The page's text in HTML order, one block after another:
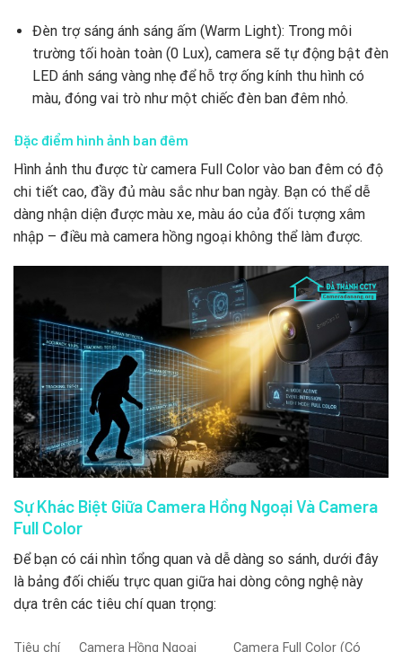
Đèn trợ sáng ánh sáng ấm (Warm Light): Trong môi
trường tối hoàn toàn (0 Lux), camera sẽ tự động bật đèn
LED ánh sáng vàng nhẹ để hỗ trợ ống kính thu hình có
màu, đóng vai trò như một chiếc đèn ban đêm nhỏ.
Đặc điểm hình ảnh ban đêm
Hình ảnh thu được từ camera Full Color vào ban đêm có độ
chi tiết cao, đầy đủ màu sắc như ban ngày. Bạn có thể dễ
dàng nhận diện được màu xe, màu áo của đối tượng xâm
nhập – điều mà camera hồng ngoại không thể làm được.
Sự Khác Biệt Giữa Camera Hồng Ngoại Và Camera
Full Color
Để bạn có cái nhìn tổng quan và dễ dàng so sánh, dưới đây
là bảng đối chiếu trực quan giữa hai dòng công nghệ này
dựa trên các tiêu chí quan trọng:
Tiêu chí Camera Hồng Ngoại Camera Full Color (Có